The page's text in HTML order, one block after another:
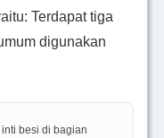
Terdapat tiga
digunakan
besi di bagian